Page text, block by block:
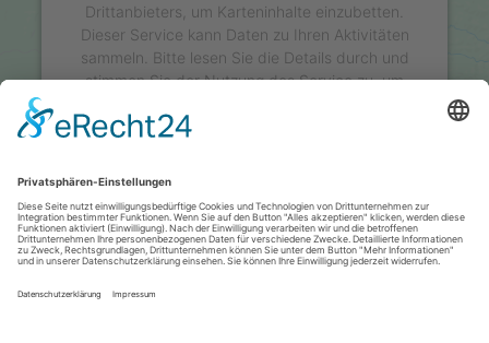
Drittanbieters, um Karteninhalte einzubetten.
Dieser Service kann Daten zu Ihren Aktivitäten
sammeln. Bitte lesen Sie die Details durch und
stimmen Sie der Nutzung des Service zu, um
Akzeptieren
powered byUsercentrics Consent Management
Impressum Datenschutz